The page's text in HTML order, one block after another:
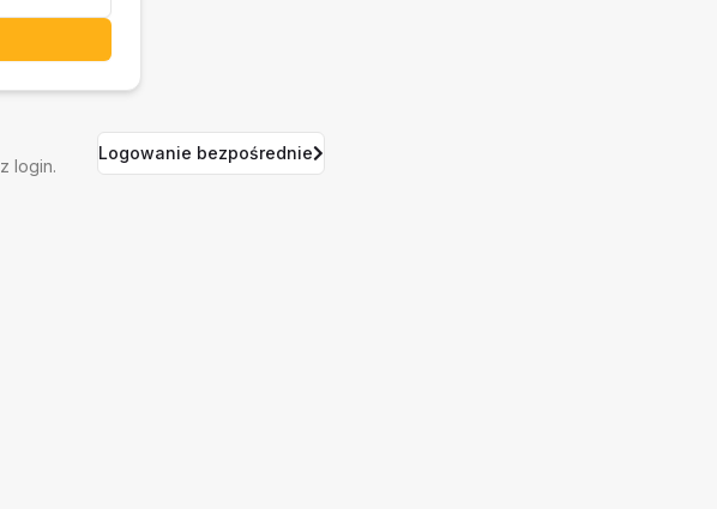
login.
Logowanie bezpośrednie